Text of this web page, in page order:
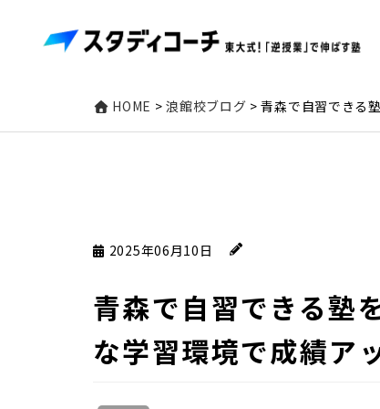
HOME >浪館校ブログ >青森で自習できる
2025年06月10日
青森で自習できる塾
な学習環境で成績ア